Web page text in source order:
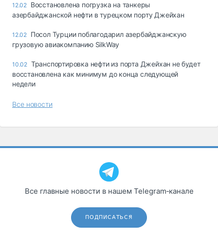
12.02 Восстановлена погрузка на танкеры
азербайджанской нефти в турецком порту Джейхан
12.02 Посол Турции поблагодарил азербайджанскую
грузовую авиакомпанию SilkWay
10.02 Транспортировка нефти из порта Джейхан не будет
восстановлена как минимум до конца следующей
недели
Все новости
Все главные новости в нашем Telegram‑канале
ПОДПИСАТЬСЯ